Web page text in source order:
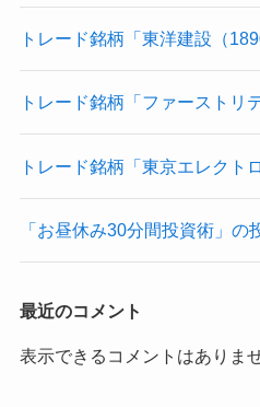
トレード銘柄「東洋建設（
トレード銘柄「ファーストリ
トレード銘柄「東京エレクト
「お昼休み30分間投資術」の
最近のコメント
表示できるコメントはありませ